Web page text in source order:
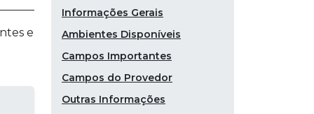
e
Informações Gerais
Ambientes Disponíveis
Campos Importantes
Campos do Provedor
Outras Informações